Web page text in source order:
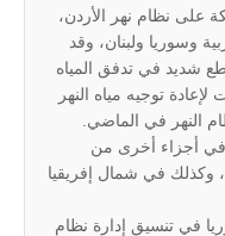
على نظام نهر الأردن،
وسوريا ولبنان، وقد
شديد في تدفق المياه
توجيه مياه النهر
النهر في الماضي.
في أجزاء أخرى من
وكذلك في شمال إفريقيا
في تنسيق إدارة نظام